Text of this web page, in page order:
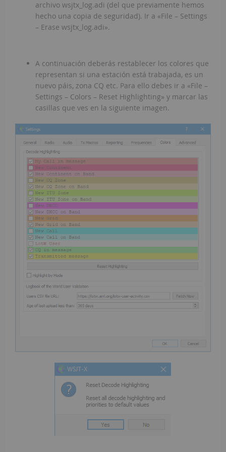
archivo wsjtx_log.adi (del que previamente hemos
hecho una copia de seguridad). Ir a «File – Settings
– Erase wsjtx_log.adi».
A continuación deberás restablecer los colores que
representan si una estación está trabajada, es un
nuevo páis, zona CQ etc. Para ello debes ir a «File –
Settings – Colors – Reset Highlighting» y marcar las
casillas que ves en la siguiente imagen.